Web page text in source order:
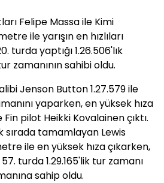
Felipe Massa ile Kimi
ile yarışın en hızlıları
turda yaptığı 1.26.506'lık
zamanının sahibi oldu.
Jenson Button 1.27.579 ile
yaparken, en yüksek hıza
pilot Heikki Kovalainen çıktı.
sırada tamamlayan Lewis
ile en yüksek hıza çıkarken,
turda 1.29.165'lik tur zamanı
sahip oldu.